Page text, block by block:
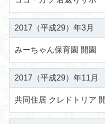
2017（平成29）年3月
みーちゃん保育園 開園
2017（平成29）年11月
共同住居 クレドトリア